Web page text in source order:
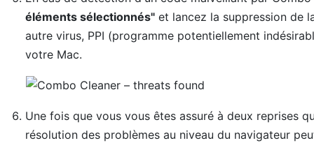
éléments sélectionnés" et lancez la suppression de
autre virus, PPI (programme potentiellement
votre Mac.
Une fois que vous vous êtes assuré à deux reprises
résolution des problèmes au niveau du navigateur